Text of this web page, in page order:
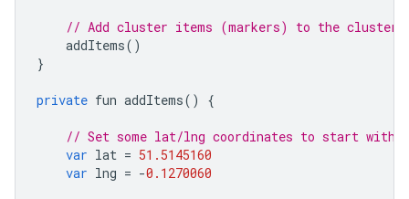
// Add cluster items (markers) to the cluster
addItems()
}
private fun addItems() {
// Set some lat/lng coordinates to start with.
var lat = 51.5145160
var lng = -0.1270060